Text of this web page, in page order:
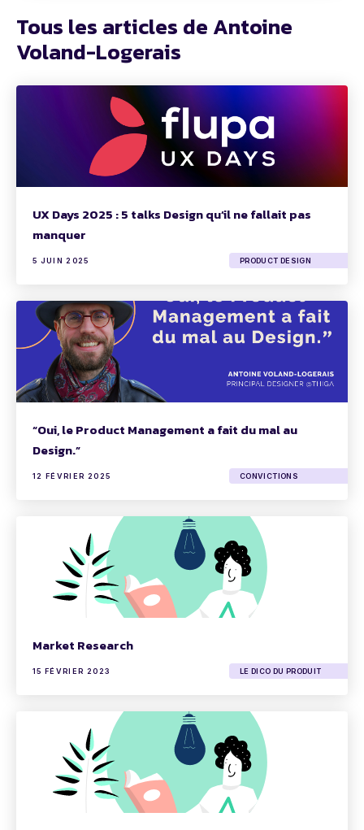
Tous les articles de Antoine
Voland-Logerais
UX Days 2025 : 5 talks Design qu’il ne fallait pas
manquer
5 JUIN 2025 PRODUCT DESIGN
“Oui, le Product Management a fait du mal au
Design.”
12 FÉVRIER 2025 CONVICTIONS
Market Research
15 FÉVRIER 2023 LE DICO DU PRODUIT